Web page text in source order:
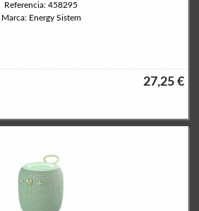
Referencia: 458295
Marca: Energy Sistem
27,25 €